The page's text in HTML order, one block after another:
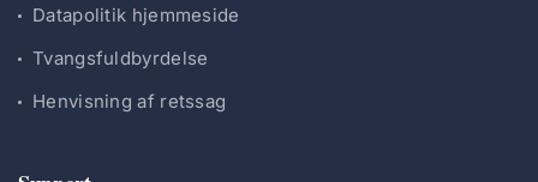
Datapolitik hjemmeside
Tvangsfuldbyrdelse
Henvisning af retssag